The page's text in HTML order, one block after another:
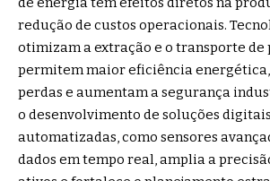
redução de custos operacionais.
otimizam a extração e o transporte de
permitem maior eficiência
perdas e aumentam a segurança
o desenvolvimento de soluções
automatizadas, como sensores
dados em tempo real, amplia a